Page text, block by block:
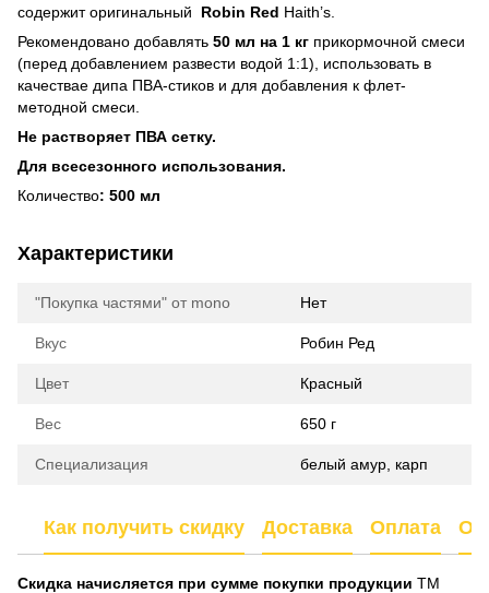
содержит оригинальный Robin Red Haith’s.
Рекомендовано добавлять 50 мл на 1 кг прикормочной смеси
(перед добавлением развести водой 1:1), использовать в
качествае дипа ПВА-стиков и для добавления к флет-
методной смеси.
Не растворяет ПВА сетку.
Для всесезонного использования.
Количество: 500 мл
Характеристики
"Покупка частями" от mono Нет
Вкус Робин Ред
Цвет Красный
Вес 650 г
Специализация белый амур, карп
Как получить скидку Доставка Оплата
Скидка начисляется при сумме покупки продукции ТМ